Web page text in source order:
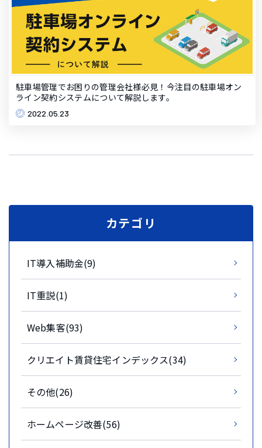
駐車場管理でお困りの管理会社様必見！今注目の駐車場オン
ライン契約システムについて解説します。
2022.05.23
カテゴリ
IT導入補助金(9)
IT重説(1)
Web集客(93)
クリエイト賃貸住宅インデックス(34)
その他(26)
ホームページ改善(56)